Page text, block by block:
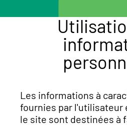
Saint
Les informations à
fournies par l'utilisateur
le site sont destinées à